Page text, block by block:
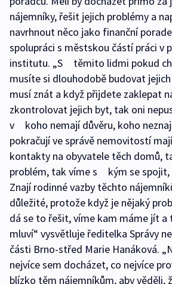
nájemníky, řešit jejich problémy a
navrhnout něco jako finanční
spolupráci s městskou částí práci v
institutu. „S těmito lidmi pokud
musíte si dlouhodobě budovat
musí znát a když přijdete zaklepat
zkontrolovat jejich byt, tak oni
v koho nemají důvěru, koho
pokračují ve správě nemovitostí
kontakty na obyvatele těch domů,
problém, tak víme s kým se
Znají rodinné vazby těchto
důležité, protože když je nějaký
dá se to řešit, víme kam máme jít
mluví“ vysvětluje ředitelka Správy
části Brno-střed Marie Hanáková.
nejvíce sem docházet, co nejvíce
blízko těm nájemníkům, aby věděli,